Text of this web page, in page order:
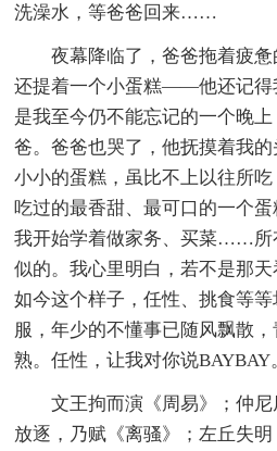
洗澡水，等爸爸回来……
夜幕降临了，爸爸拖着疲
还提着一个小蛋糕——他还记得
是我至今仍不能忘记的一个晚
爸。爸爸也哭了，他抚摸着我
小小的蛋糕，虽比不上以往所
吃过的最香甜、最可口的一个
我开始学着做家务、买菜……所
似的。我心里明白，若不是那
如今这个样子，任性、挑食等
服，年少的不懂事已随风飘散
熟。任性，让我对你说BAYBAY
文王拘而演《周易》；仲
放逐，乃赋《离骚》；左丘失